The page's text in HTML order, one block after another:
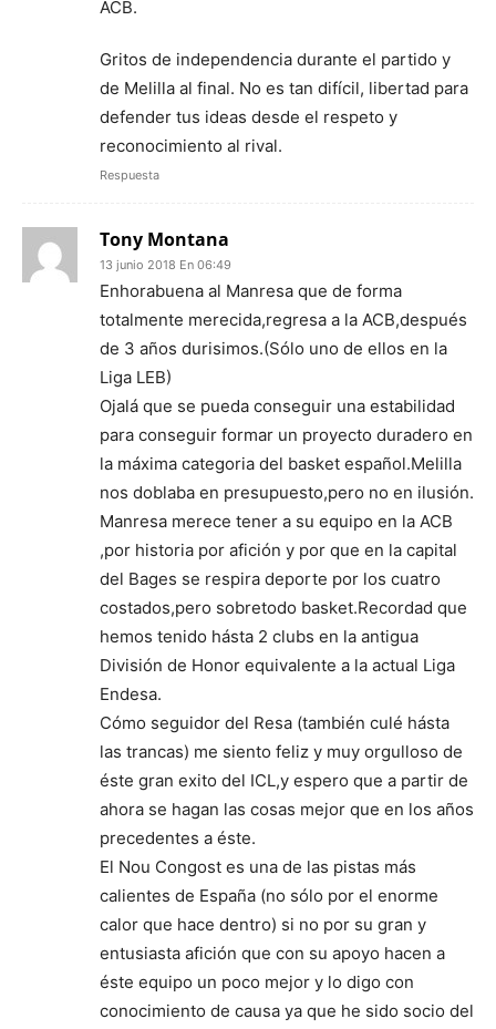
ACB.
Gritos de independencia durante el partido y
de Melilla al final. No es tan difícil, libertad para
defender tus ideas desde el respeto y
reconocimiento al rival.
Respuesta
Tony Montana
13 junio 2018 En 06:49
Enhorabuena al Manresa que de forma
totalmente merecida,regresa a la ACB,después
de 3 años durisimos.(Sólo uno de ellos en la
Liga LEB)
Ojalá que se pueda conseguir una estabilidad
para conseguir formar un proyecto duradero en
la máxima categoria del basket español.Melilla
nos doblaba en presupuesto,pero no en ilusión.
Manresa merece tener a su equipo en la ACB
,por historia por afición y por que en la capital
del Bages se respira deporte por los cuatro
costados,pero sobretodo basket.Recordad que
hemos tenido hásta 2 clubs en la antigua
División de Honor equivalente a la actual Liga
Endesa.
Cómo seguidor del Resa (también culé hásta
las trancas) me siento feliz y muy orgulloso de
éste gran exito del ICL,y espero que a partir de
ahora se hagan las cosas mejor que en los años
precedentes a éste.
El Nou Congost es una de las pistas más
calientes de España (no sólo por el enorme
calor que hace dentro) si no por su gran y
entusiasta afición que con su apoyo hacen a
éste equipo un poco mejor y lo digo con
conocimiento de causa ya que he sido socio del